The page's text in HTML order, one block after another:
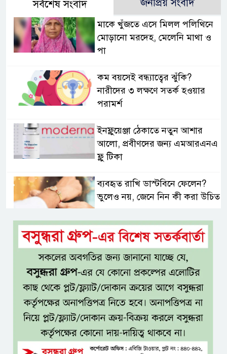
সর্বশেষ সংবাদ জনপ্রিয় সংবাদ
মাকে খুঁজতে এসে মিলল পলিথিনে
মোড়ানো মরদেহ, মেলেনি মাথা ও
পা
কম বয়সেই বন্ধ্যাত্বের ঝুঁকি?
নারীদের ৩ লক্ষণে সতর্ক হওয়ার
পরামর্শ
ইনফ্লুয়েঞ্জা ঠেকাতে নতুন আশার
আলো, প্রবীণদের জন্য এমআরএনএ
ফ্লু টিকা
ব্যবহৃত রাখি ডাস্টবিনে ফেলেন?
ভুলেও নয়, জেনে নিন কী করা উচিত
বেসরকারি জ্বালানি তেল আমদানিতে
বিশেষ সুবিধার অভিযোগ ভিত্তিহীন:
জ্বালানি বিভাগ
শেখ হাসিনা চাইলেই কি দেশে
ফিরতে পারবেন?
বসুন্ধরায় অ্যামেচার মার্শাল আর্টের
জমজমাট আসর